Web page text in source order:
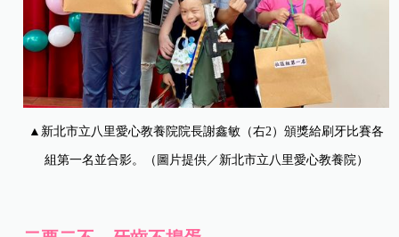
▲新北市立八里愛心教養院院長謝鑫敏（右2）頒獎給刷牙比賽各
組第一名並合影。（圖片提供／新北市立八里愛心教養院）